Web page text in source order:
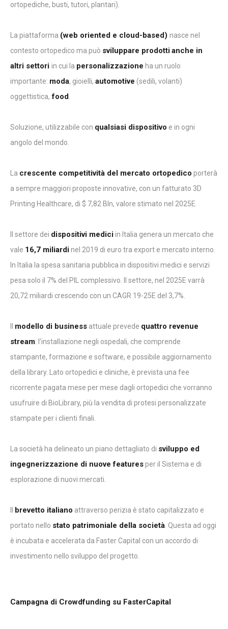
ortopediche, busti, tutori, plantari).
La piattaforma (web oriented e cloud-based) nasce nel
contesto ortopedico ma può sviluppare prodottianche in
altri settori in cui la personalizzazione ha un ruolo
importante: moda, gioielli, automotive (sedili, volanti)
oggettistica, food
Soluzione, utilizzabile con qualsiasi dispositivo e in ogni
angolo del mondo.
La crescente competitività del mercato ortopedico porterà
a sempre maggiori proposte innovative, con un fatturato 3D
Printing Healthcare, di $ 7,82 Bln, valore stimato nel 2025E.
Il settore dei dispositivi mediciin Italia genera un mercato che
vale 16,7 miliardinel 2019 di euro tra export e mercato interno.
In Italia la spesa sanitaria pubblica in dispositivi medici e servizi
pesa solo il 7% del PIL complessivo. Il settore, nel 2025E varrà
20,72 miliardi crescendo con un CAGR 19-25E del 3,7%.
modello di business attuale prevede quattro revenue
stream: l’installazione negli ospedali, che comprende
stampante, formazione e software, e possibile aggiornamento
della library. Lato ortopedici e cliniche, è prevista una fee
ricorrente pagata mese per mese dagli ortopedici che vorranno
usufruire di BioLibrary, più la vendita di protesi personalizzate
stampate per i clienti finali.
La società ha delineato un piano dettagliato di sviluppo ed
ingegnerizzazione di nuove featuresper il Sistema e di
esplorazione di nuovi mercati.
brevetto italiano attraverso perizia è stato capitalizzato e
portato nello stato patrimoniale della società . Questa ad oggi
è incubata e accelerata da Faster Capital con un accordo di
investimento nello sviluppo del progetto.
Campagna di Crowdfunding su FasterCapital